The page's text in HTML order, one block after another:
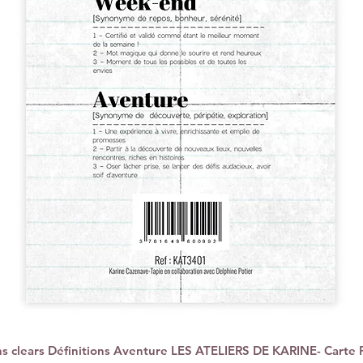
Quick View
clears Définitions Aventure LES ATELIERS DE KARINE- Carte